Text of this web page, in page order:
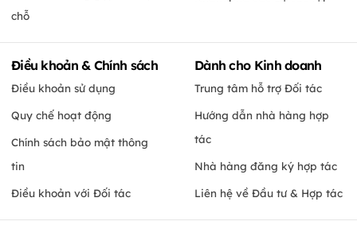
chỗ
Điều khoản & Chính sách
Điều khoản sử dụng
Quy chế hoạt động
Chính sách bảo mật thông
tin
Điều khoản với Đối tác
Dành cho Kinh doanh
Trung tâm hỗ trợ Đối tác
Hướng dẫn nhà hàng hợp
tác
Nhà hàng đăng ký hợp tác
Liên hệ về Đầu tư & Hợp tác